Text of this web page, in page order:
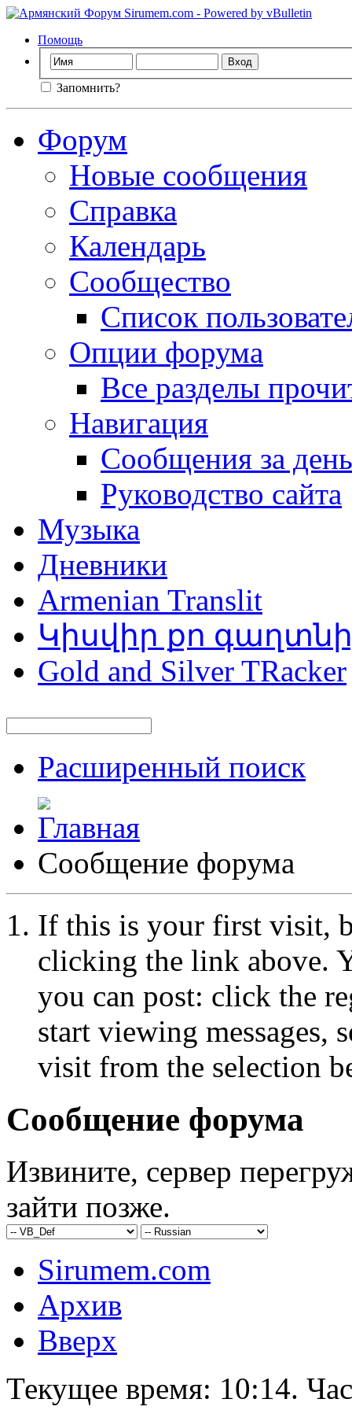
Помощь
Запомнить?
Форум
Новые сообщения
Справка
Календарь
Сообщество
Список
Опции форума
Все разделы
Навигация
Сообщения за день
Руководство сайта
Музыка
Дневники
Armenian Translit
Կիսվիր քո
Gold and Silver TRacker
Расширенный поиск
Сообщение форума
If this is your first visit,
clicking the link above.
you can post: click the
start viewing messages,
visit from the selection
Сообщение форума
Извините, сервер
зайти позже.
Sirumem.com
Архив
Вверх
Текущее время: 10:14.